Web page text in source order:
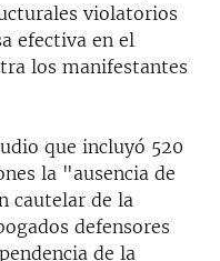
violatorios
efectiva en el
los manifestantes
que incluyó 520
la "ausencia de
cautelar de la
defensores
de la